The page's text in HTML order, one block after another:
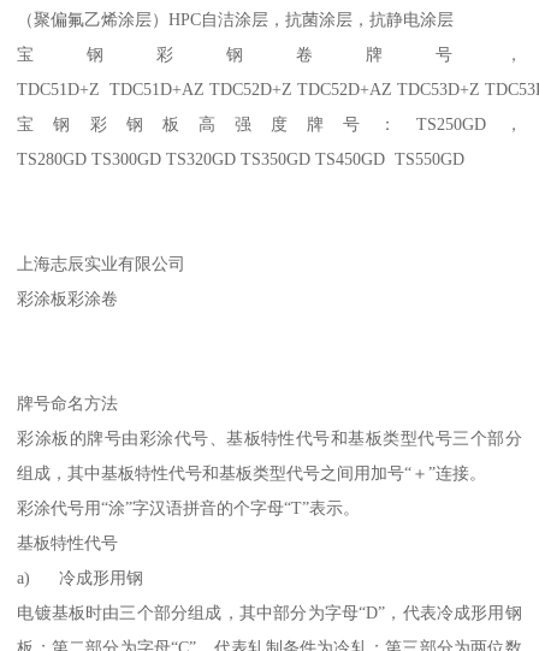
（聚偏氟乙烯涂层）HPC自洁涂层，抗菌涂层，抗静电涂层
宝钢彩钢卷牌号，
TDC51D+Z TDC51D+AZ TDC52D+Z TDC52D+AZ TDC53D+Z
宝钢彩钢板高强度牌号：TS250GD，
TS280GD TS300GD TS320GD TS350GD TS450GD TS550GD
上海志辰实业有限公司
彩涂板彩涂卷
牌号命名方法
彩涂板的牌号由彩涂代号、基板特性代号和基板类型代号三个部分
组成，其中基板特性代号和基板类型代号之间用加号“＋”连接。
彩涂代号用“涂”字汉语拼音的个字母“T”表示。
基板特性代号
a) 冷成形用钢
电镀基板时由三个部分组成，其中部分为字母“D”，代表冷成形用钢
板；第二部分为字母“C”，代表轧制条件为冷轧；第三部分为两位数